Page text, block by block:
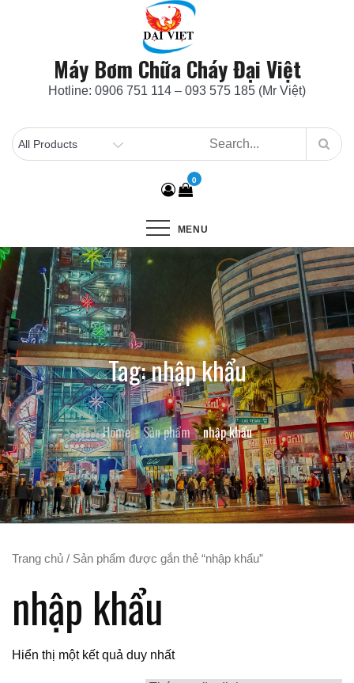
Máy Bơm Chữa Cháy Đại Việt
Hotline: 0906 751 114 – 093 575 185 (Mr Việt)
0
MENU
Tag:nhập khẩu
Home Sản phẩm nhập khẩu
Trang chủ / Sản phẩm được gắn thẻ “nhập khẩu”
nhập khẩu
Hiển thị một kết quả duy nhất